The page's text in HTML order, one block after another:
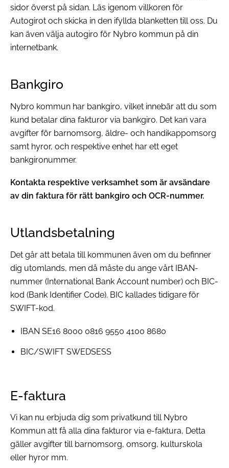
sidor överst på sidan. Läs igenom villkoren för
Autogirot och skicka in den ifyllda blanketten till oss. Du
kan även välja autogiro för Nybro kommun på din
internetbank.
Bankgiro
Nybro kommun har bankgiro, vilket innebär att du som
kund betalar dina fakturor via bankgiro. Det kan vara
avgifter för barnomsorg, äldre- och handikappomsorg
samt hyror, och respektive enhet har ett eget
bankgironummer.
Kontakta respektive verksamhet som är avsändare
av din faktura för rätt bankgiro och OCR-nummer.
Utlandsbetalning
Det går att betala till kommunen även om du befinner
dig utomlands, men då måste du ange vårt IBAN-
nummer (International Bank Account number) och BIC-
kod (Bank Identifier Code). BIC kallades tidigare för
SWIFT-kod.
IBAN SE16 8000 0816 9550 4100 8680
BIC/SWIFT SWEDSESS
E-faktura
Vi kan nu erbjuda dig som privatkund till Nybro
Kommun att få alla dina fakturor via e-faktura, Detta
gäller avgifter till barnomsorg, omsorg, kulturskola
eller hyror mm.